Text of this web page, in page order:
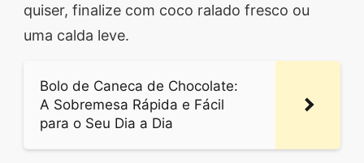
quiser, finalize com coco ralado fresco ou
uma calda leve.
Bolo de Caneca de Chocolate:
A Sobremesa Rápida e Fácil
para o Seu Dia a Dia